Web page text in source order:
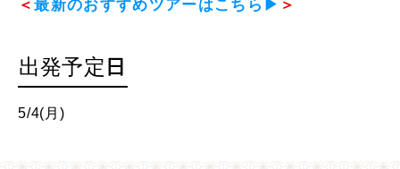
＜最新のおすすめツアーはこちら▶ ＞
出発予定日
5/4(月)